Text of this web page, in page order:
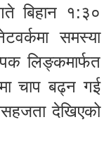
बिहान १:३०
समस्या
लिङ्कमार्फत
चाप बढ्न गई
देखिएको